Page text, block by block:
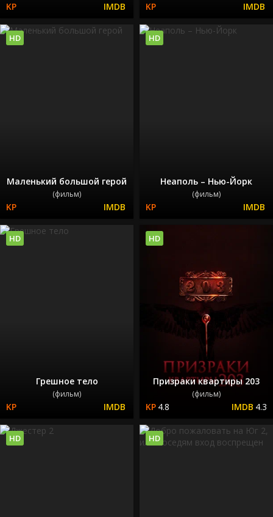
Маленький большой герой
(фильм)
HD
Неаполь – Нью-Йорк
(фильм)
HD
Грешное тело
(фильм)
HD
Призраки квартиры 203
(фильм)
4.8 4.3
HD
HD HD